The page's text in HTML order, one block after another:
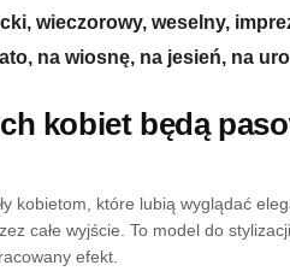
wieczorowy, weselny,
na wiosnę, na jesień, na
kobiet będą
kobietom, które lubią wyglądać
całe wyjście. To model do
efekt.